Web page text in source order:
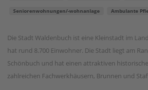
Seniorenwohnungen/-wohnanlage Ambulante
Die Stadt Waldenbuch ist eine Kleinstadt im
hat rund 8.700 Einwohner. Die Stadt liegt am
Schönbuch und hat einen attraktiven
zahlreichen Fachwerkhäusern, Brunnen und